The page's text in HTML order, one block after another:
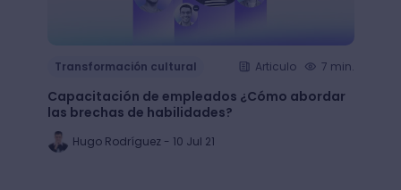
Transformación cultural Articulo 7 min.
Capacitación de empleados ¿Cómo abordar
las brechas de habilidades?
Hugo Rodríguez - 10 Jul 21